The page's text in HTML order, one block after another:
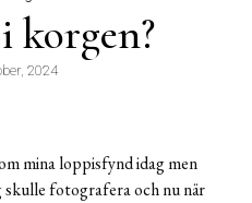
korgen?
2024
mina loppisfynd idag men
skulle fotografera och nu när